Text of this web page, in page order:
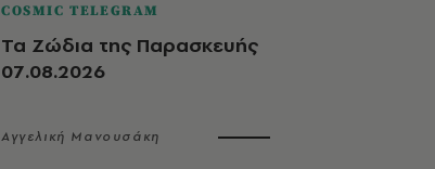
COSMIC TELEGRAM
Τα Ζώδια της Παρασκευής
07.08.2026
Αγγελική Μανουσάκη